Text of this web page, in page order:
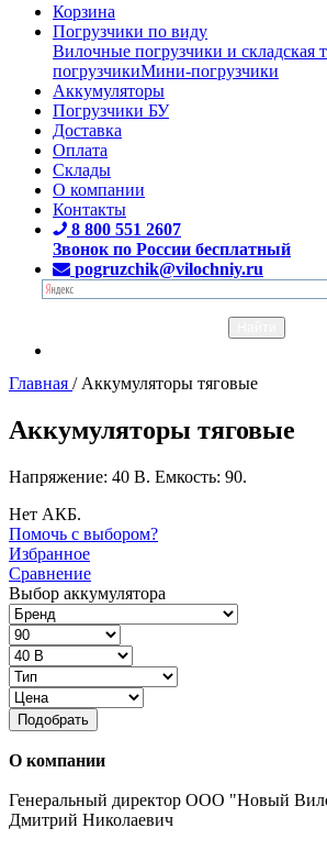
Корзина
Погрузчики по виду
Вилочные погрузчики и складская
погрузчикиМини-погрузчики
Аккумуляторы
Погрузчики БУ
Доставка
Оплата
Склады
О компании
Контакты
8 800 551 2607
Звонок по России бесплатный
pogruzchik@vilochniy.ru
Главная / Аккумуляторы тяговые
Аккумуляторы тяговые
Напряжение: 40 В. Емкость: 90.
Нет АКБ.
Помочь с выбором?
Избранное
Сравнение
Выбор аккумулятора
Подобрать
О компании
Генеральный директор ООО "Новый
Дмитрий Николаевич